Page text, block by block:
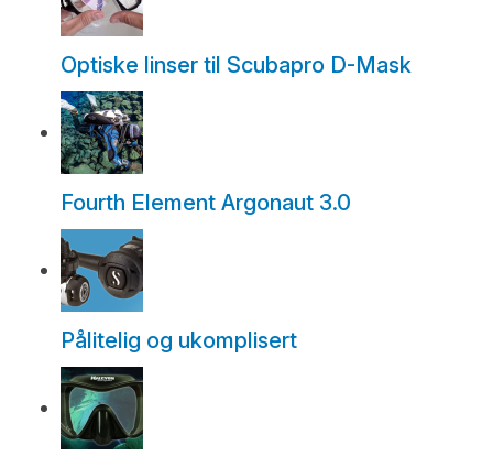
Optiske linser til Scubapro D-Mask
Fourth Element Argonaut 3.0
Pålitelig og ukomplisert